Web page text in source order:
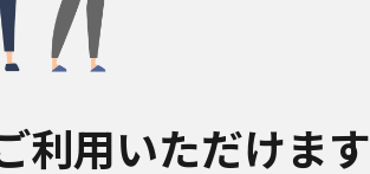
利用いただけます